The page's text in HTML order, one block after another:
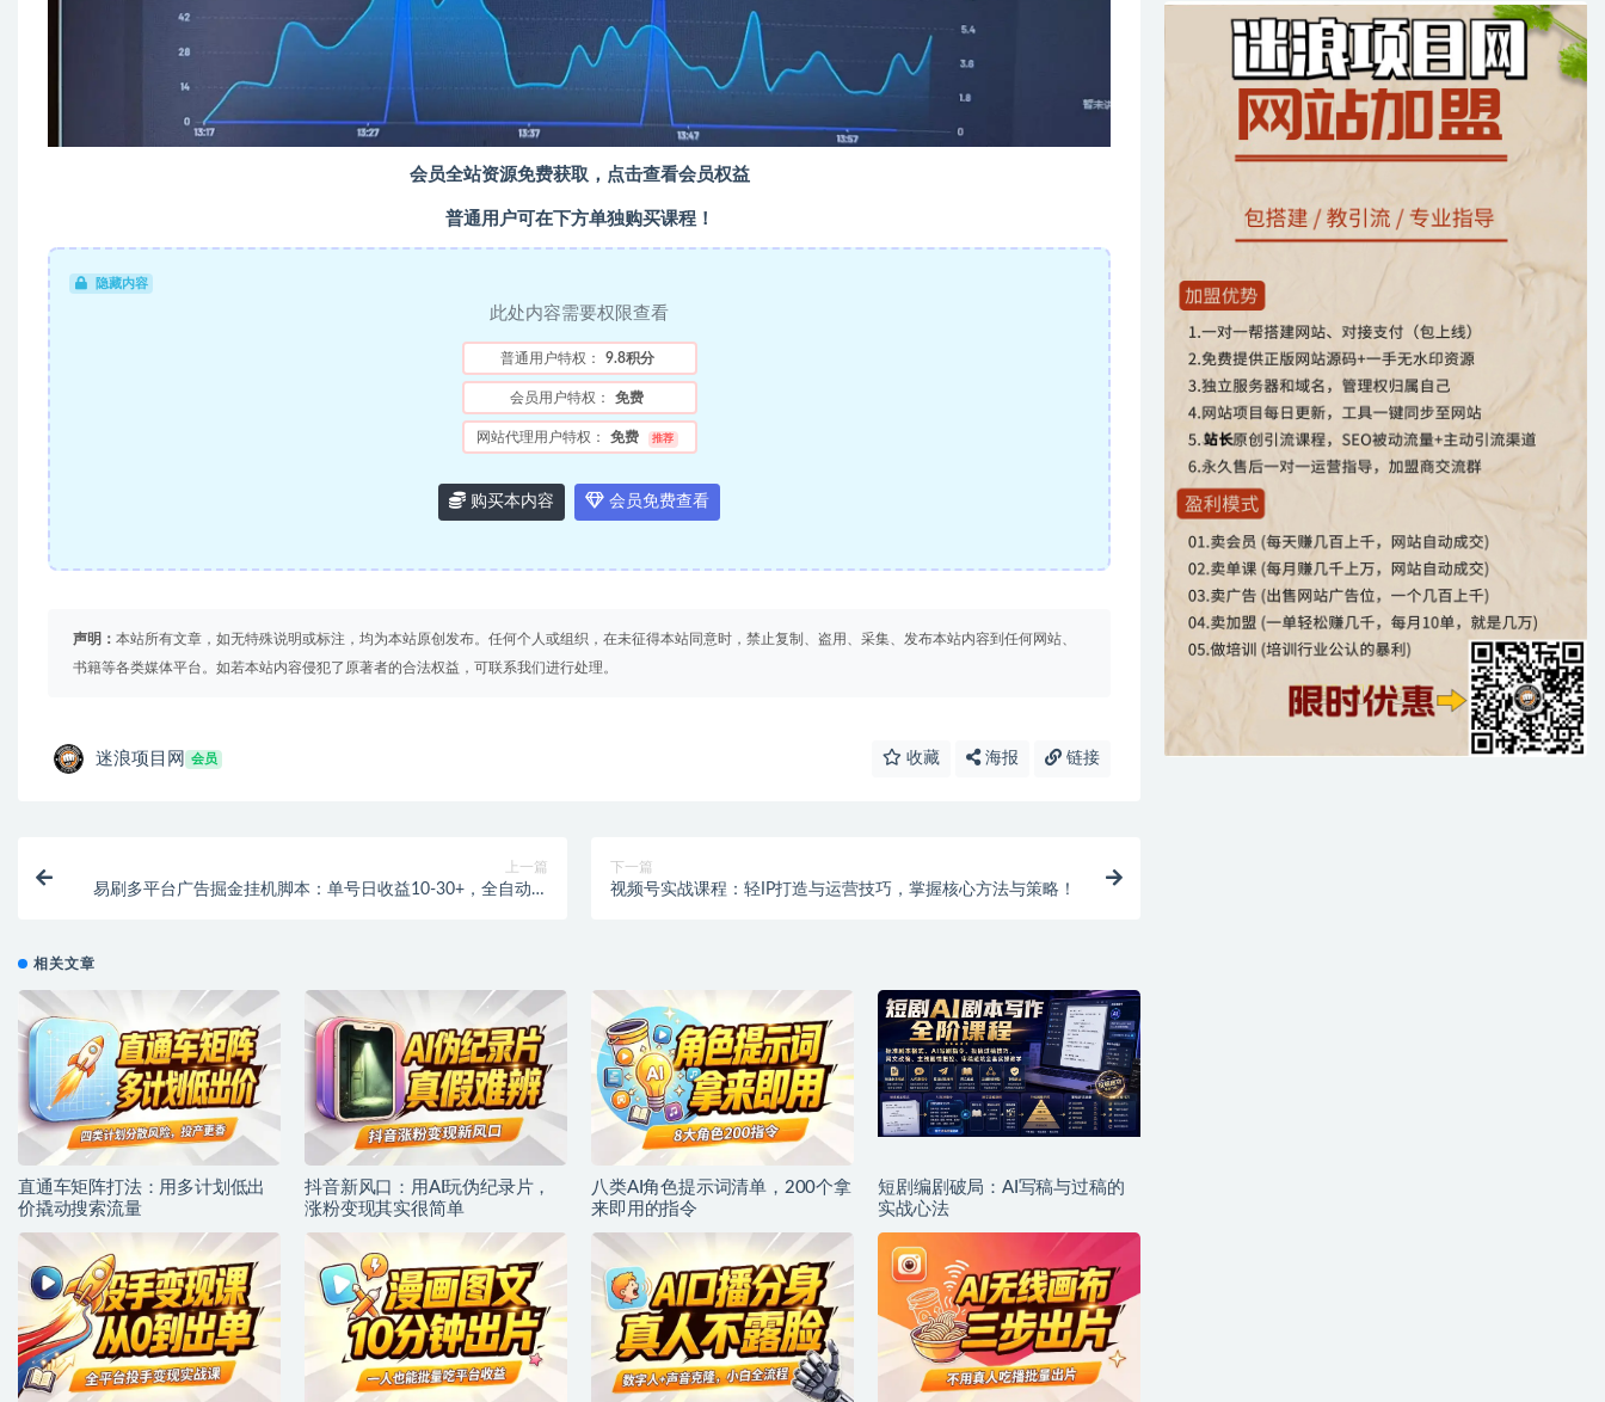
会员全站资源免费获取，点击查看会员权益
普通用户可在下方单独购买课程！
隐藏内容
此处内容需要权限查看
普通用户特权： 9.8积分
会员用户特权： 免费
网站代理用户特权： 免费 推荐
购买本内容 会员免费查看
声明： 本站所有文章，如无特殊说明或标注，均为本站原创发布。任何个人或组织，在未征得本站同意时，禁止复制、盗用、采集、发布本站内容到任何网站、
书籍等各类媒体平台。如若本站内容侵犯了原著者的合法权益，可联系我们进行处理。
迷浪项目网 会员 收藏 海报 链接
上一篇
易刷多平台广告掘金挂机脚本：单号日收益10-30+，全自动挂
下一篇
视频号实战课程：轻IP打造与运营技巧，掌握核心方法与策略！
相关文章
直通车矩阵打法：用多计划低出
价撬动搜索流量
抖音新风口：用AI玩伪纪录片，
涨粉变现其实很简单
八类AI角色提示词清单，200个拿
来即用的指令
短剧编剧破局：AI写稿与过稿的
实战心法